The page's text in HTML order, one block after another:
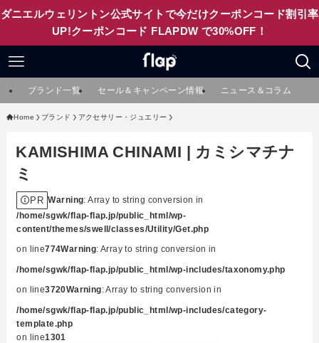
ダニエルウェリントン公式サイトで今だけクーポンコード割引率
UP!クーポンコード FLAPDW で30%OFF！
ブランド一覧 セール＆キャンペーン情報 ニュース＆コラム
Home ブランド アクセサリー・ジュエリー
KAMISHIMA CHINAMI | カミシマチナ
ミ
PR Warning: Array to string conversion in
/home/sgwk/flap-flap.jp/public_html/wp-
content/themes/swell/classes/Utility/Get.php
on line774Warning: Array to string conversion in
/home/sgwk/flap-flap.jp/public_html/wp-includes/taxonomy.php
on line3720Warning: Array to string conversion in
/home/sgwk/flap-flap.jp/public_html/wp-includes/category-
template.php
on line1301